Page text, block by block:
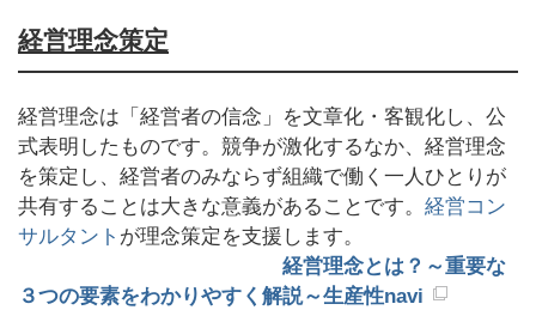
経営理念策定
経営理念は「経営者の信念」を文章化・客観化し、公
式表明したものです。競争が激化するなか、経営理念
を策定し、経営者のみならず組織で働く一人ひとりが
共有することは大きな意義があることです。 経営コン
サルタント が理念策定を支援します。
経営理念とは？～重要な
３つの要素をわかりやすく解説～生産性navi